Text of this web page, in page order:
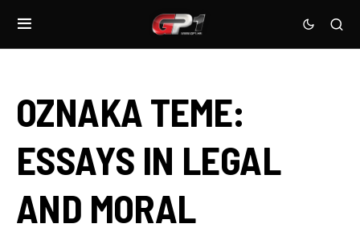
OZNAKA TEME:
ESSAYS IN LEGAL
AND MORAL